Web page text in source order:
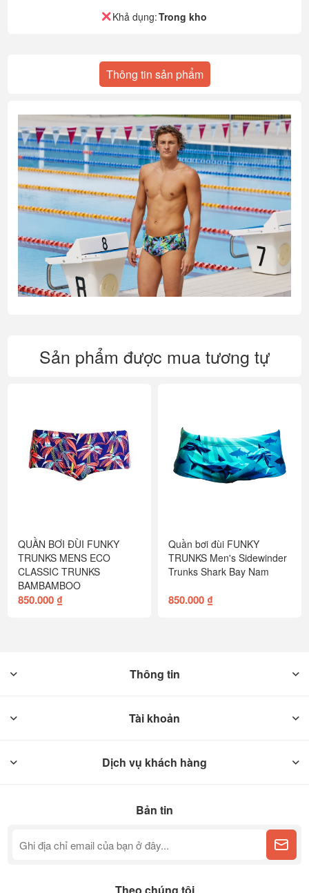
Khả dụng:Trong kho
Thông tin sản phẩm
Sản phẩm được mua tương tự
QUẦN BƠI ĐÙI FUNKY
TRUNKS MENS ECO
CLASSIC TRUNKS
BAMBAMBOO
850.000 ₫
Quần bơi đùi FUNKY
TRUNKS Men's Sidewinder
Trunks Shark Bay Nam
850.000 ₫
Thông tin
Tài khoản
Dịch vụ khách hàng
Bản tin